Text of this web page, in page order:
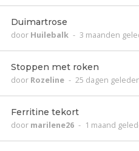
Duimartrose
door Huilebalk - 3 maanden
Stoppen met roken
door Rozeline - 25 dagen
Ferritine tekort
door marilene26 - 1 maand